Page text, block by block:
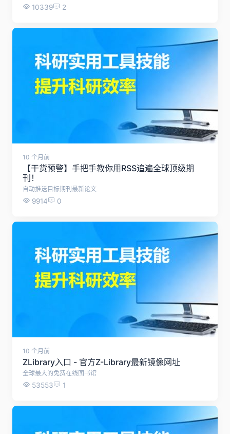
10339 2
10 个月前
【干货预警】手把手教你用RSS追遍全球顶级期
刊！
自动推送目标期刊最新论文
9914 0
10 个月前
ZLibrary入口 - 官方Z-Library最新镜像网址
全球最大的免费在线图书馆
53553 1